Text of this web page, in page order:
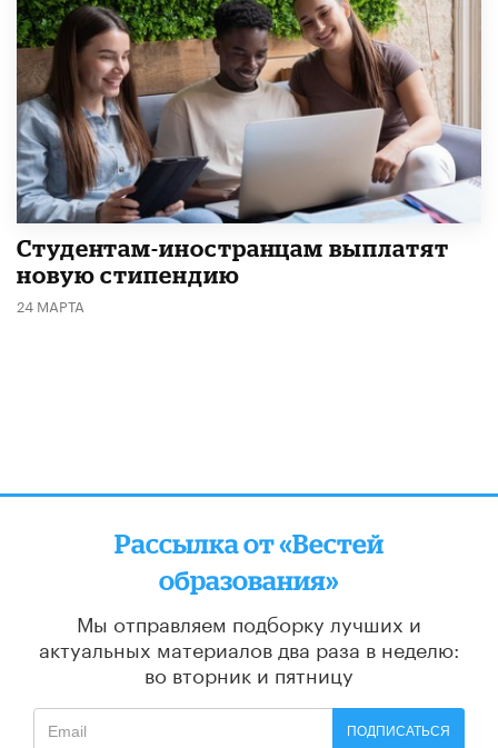
Студентам-иностранцам выплатят
новую стипендию
24 МАРТА
Рассылка от «Вестей
образования»
Мы отправляем подборку лучших и
актуальных материалов два раза в неделю:
во вторник и пятницу
ПОДПИСАТЬСЯ